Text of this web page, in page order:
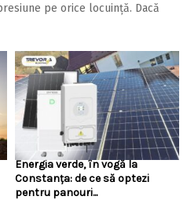
pe orice locuință. Dacă
Energia verde, în vogă la
Constanța: de ce să optezi
pentru panouri...